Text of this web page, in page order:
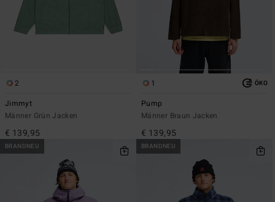
2
Jimmyt
Männer Grün Jacken
€ 139,95
1 ÖKO
Pump
Männer Braun Jacken
€ 139,95
BRANDNEU BRANDNEU